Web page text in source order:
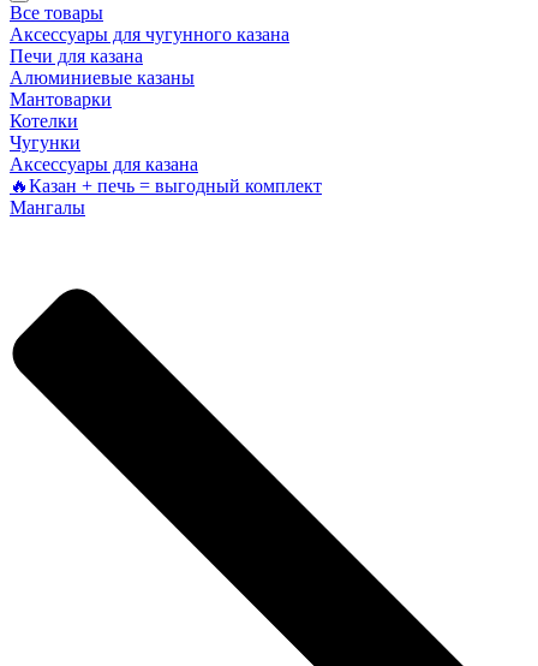
Все товары
Аксессуары для чугунного казана
Печи для казана
Алюминиевые казаны
Мантоварки
Котелки
Чугунки
Аксессуары для казана
🔥Казан + печь = выгодный комплект
Мангалы